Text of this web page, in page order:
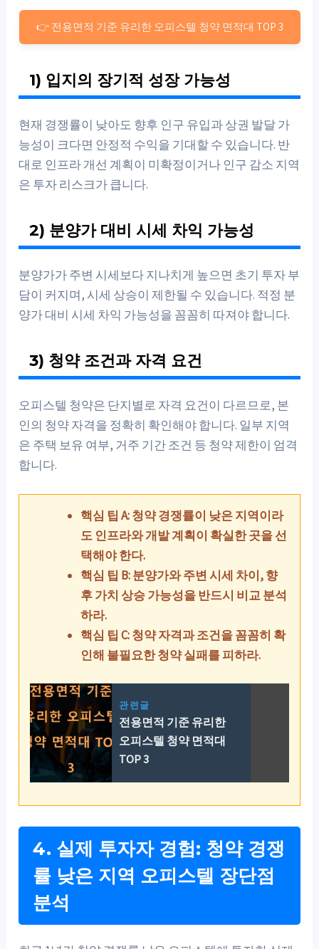
👉 전용면적 기준 유리한 오피스텔 청약 면적대 TOP 3
1) 입지의 장기적 성장 가능성
현재 경쟁률이 낮아도 향후 인구 유입과 상권 발달 가
능성이 크다면 안정적 수익을 기대할 수 있습니다. 반
대로 인프라 개선 계획이 미확정이거나 인구 감소 지역
은 투자 리스크가 큽니다.
2) 분양가 대비 시세 차익 가능성
분양가가 주변 시세보다 지나치게 높으면 초기 투자 부
담이 커지며, 시세 상승이 제한될 수 있습니다. 적정 분
양가 대비 시세 차익 가능성을 꼼꼼히 따져야 합니다.
3) 청약 조건과 자격 요건
오피스텔 청약은 단지별로 자격 요건이 다르므로, 본
인의 청약 자격을 정확히 확인해야 합니다. 일부 지역
은 주택 보유 여부, 거주 기간 조건 등 청약 제한이 엄격
합니다.
핵심 팁 A: 청약 경쟁률이 낮은 지역이라
도 인프라와 개발 계획이 확실한 곳을 선
택해야 한다.
핵심 팁 B: 분양가와 주변 시세 차이, 향
후 가치 상승 가능성을 반드시 비교 분석
하라.
핵심 팁 C: 청약 자격과 조건을 꼼꼼히 확
인해 불필요한 청약 실패를 피하라.
관련글
전용면적 기준 유리한
오피스텔 청약 면적대
TOP 3
4. 실제 투자자 경험: 청약 경쟁
률 낮은 지역 오피스텔 장단점
분석